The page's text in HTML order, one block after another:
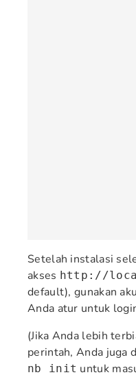
Setelah instalasi
akses http://
default), gunakan
Anda atur untuk
(Jika Anda lebih
perintah, Anda juga
nb init untuk